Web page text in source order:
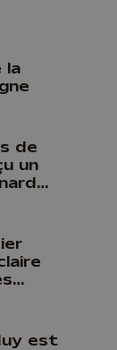
la
de
un
en
est